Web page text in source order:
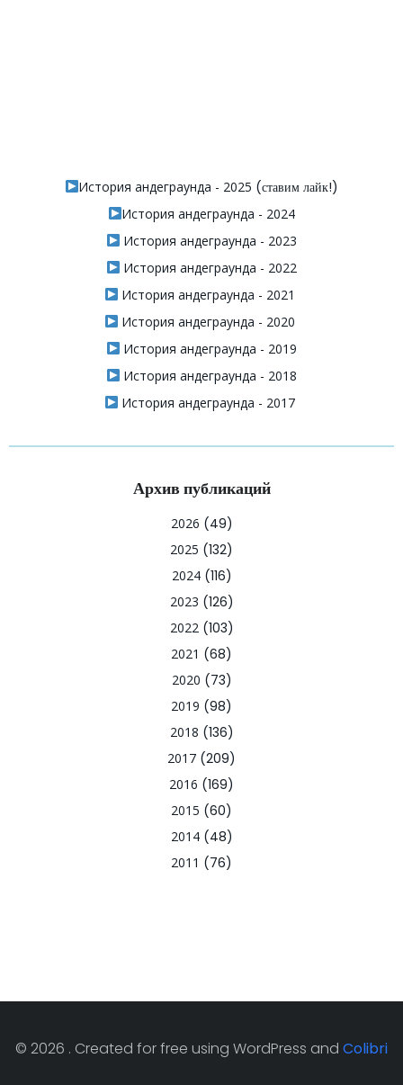
История андеграунда - 2025 (ставим лайк!)
История андеграунда - 2024
История андеграунда - 2023
История андеграунда - 2022
История андеграунда - 2021
История андеграунда - 2020
История андеграунда - 2019
История андеграунда - 2018
История андеграунда - 2017
Архив публикаций
2026 (49)
2025 (132)
2024(116)
2023 (126)
2022(103)
2021 (68)
2020 (73)
2019 (98)
2018 (136)
2017 (209)
2016 (169)
2015 (60)
2014(48)
2011 (76)
© 2026 . Created for free using WordPress and Colibri